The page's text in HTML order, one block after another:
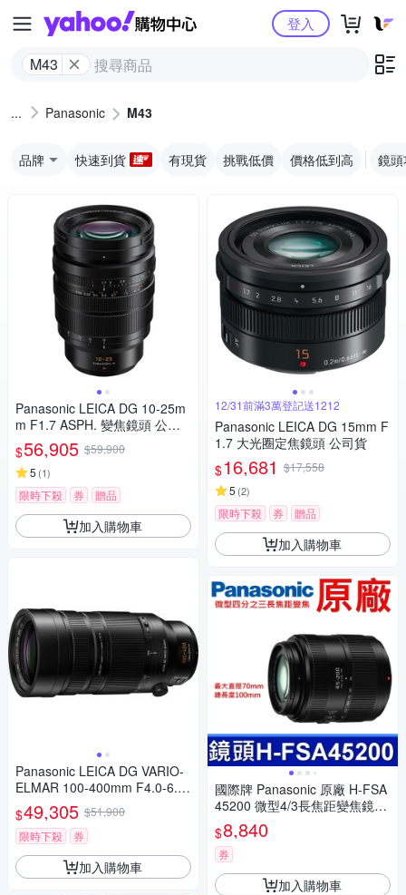
Yahoo購物中心
M43
登入
Panasonic M43
品牌 快速到貨 有現貨 挑戰低價 價格低到高 鏡
Panasonic LEICA DG 10-25m
m F1.7 ASPH. 變焦鏡頭 公司
貨
$56,905 $59,900
5 (1)
限時下殺 券 贈品
加入購物車
Panasonic LEICA DG VARIO-
ELMAR 100-400mm F4.0-6.3
II ASPH.POWER O.I.S. 超長焦
變焦鏡頭 公司貨 H-RSA10040
0G
$49,305 $51,900
限時下殺
券
加入購物車
12/31前滿3萬登記送1212
Panasonic LEICA DG 15mm F
1.7 大光圈定焦鏡頭 公司貨
$16,681 $17,558
5 (2)
限時下殺 券 贈品
加入購物車
國際牌 Panasonic 原廠 H-FSA
45200 微型4/3長焦距變焦鏡頭
LUMIX G X VARIO 45-200mm
單眼鏡頭 相機
$8,840
券
加入購物車